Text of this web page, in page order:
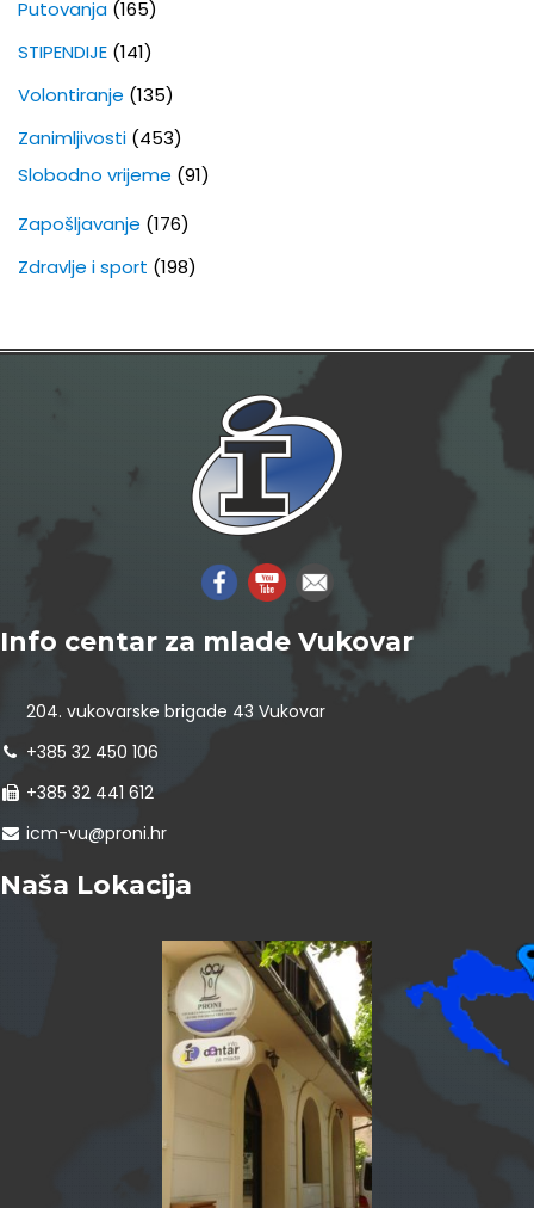
Putovanja (165)
STIPENDIJE (141)
Volontiranje (135)
Zanimljivosti (453)
Slobodno vrijeme (91)
Zapošljavanje (176)
Zdravlje i sport (198)
Info centar za mlade Vukovar
204. vukovarske brigade 43 Vukovar
+385 32 450 106
+385 32 441 612
icm-vu@proni.hr
Naša Lokacija